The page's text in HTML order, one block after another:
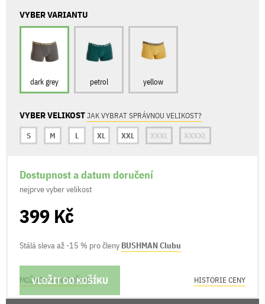
VYBER VARIANTU
dark grey petrol yellow
VYBER VELIKOSTJAK VYBRAT SPRÁVNOU VELIKOST?
S
M L XL XXL XXXL XXXXL
Dostupnost a datum doručení
nejprve vyber velikost
399 Kč
Stálá sleva až -15 % pro členy BUSHMAN Clubu
VLOŽIT DO KOŠÍKU
MOŽNOSTI DORUČENÍ HISTORIE CENY